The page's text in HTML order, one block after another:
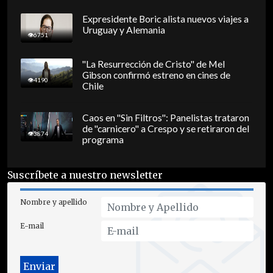
6751
Expresidente Boric alista nuevos viajes a
Uruguay y Alemania
4190
"La Resurrección de Cristo" de Mel
Gibson confirmó estreno en cines de
Chile
3874
Caos en "Sin Filtros": Panelistas trataron
de "carnicero" a Crespo y se retiraron del
programa
Suscríbete a nuestro newsletter
Nombre y apellido
E-mail